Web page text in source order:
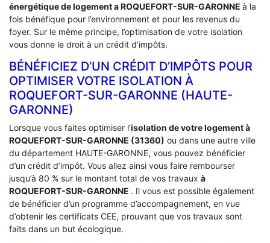
énergétique de logement aROQUEFORT-SUR-GARONNE à la
fois bénéfique pour l’environnement et pour les revenus du
foyer. Sur le même principe, l’optimisation de votre isolation
vous donne le droit à un crédit d’impôts.
BÉNÉFICIEZ D’UN CRÉDIT D’IMPÔTS POUR
OPTIMISER VOTRE ISOLATION À
‎ROQUEFORT-SUR-GARONNE (HAUTE-
GARONNE)
Lorsque vous faites optimiser l’isolation de votre logement à
ROQUEFORT-SUR-GARONNE (31360) ou dans une autre ville
du département HAUTE-GARONNE, vous pouvez bénéficier
d’un crédit d’impôt. Vous allez ainsi vous faire rembourser
jusqu’à 80 % sur le montant total de vos travaux à
ROQUEFORT-SUR-GARONNE . Il vous est possible également
de bénéficier d’un programme d’accompagnement, en vue
d’obtenir les certificats CEE, prouvant que vos travaux sont
faits dans un but écologique.